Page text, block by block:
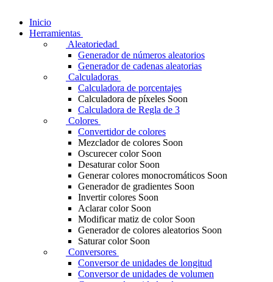
Inicio
Herramientas
Aleatoriedad
Generador de números aleatorios
Generador de cadenas aleatorias
Calculadoras
Calculadora de porcentajes
Calculadora de píxeles Soon
Calculadora de Regla de 3
Colores
Convertidor de colores
Mezclador de colores Soon
Oscurecer color Soon
Desaturar color Soon
Generar colores monocromáticos Soon
Generador de gradientes Soon
Invertir colores Soon
Aclarar color Soon
Modificar matiz de color Soon
Generador de colores aleatorios Soon
Saturar color Soon
Conversores
Conversor de unidades de longitud
Conversor de unidades de volumen